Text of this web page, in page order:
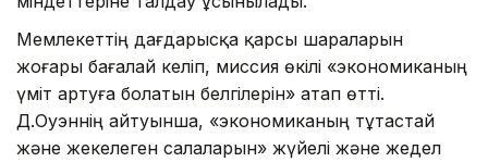
Мемлекеттің дағдарысқа қарсы шараларын
жоғары бағалай келіп, миссия өкілі «экономиканың
үміт артуға болатын белгілерін» атап өтті.
Д.Оуэннің айтуынша, «экономиканың тұтастай
және жекелеген салаларын» жүйелі және жедел